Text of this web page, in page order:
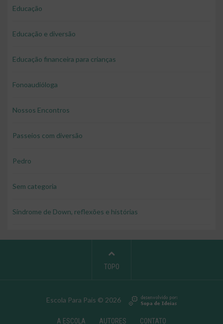
Educação
Educação e diversão
Educação financeira para crianças
Fonoaudióloga
Nossos Encontros
Passeios com diversão
Pedro
Sem categoria
Síndrome de Down, reflexões e histórias
Escola Para Pais © 2026
A ESCOLA AUTORES CONTATO
TOPO